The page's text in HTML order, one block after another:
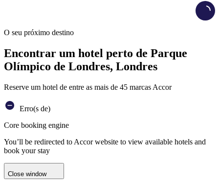
O seu próximo destino
Encontrar um hotel perto de Parque
Olímpico de Londres, Londres
Reserve um hotel de entre as mais de 45 marcas Accor
Erro(s de)
Core booking engine
You’ll be redirected to Accor website to view available hotels and
book your stay
Close window